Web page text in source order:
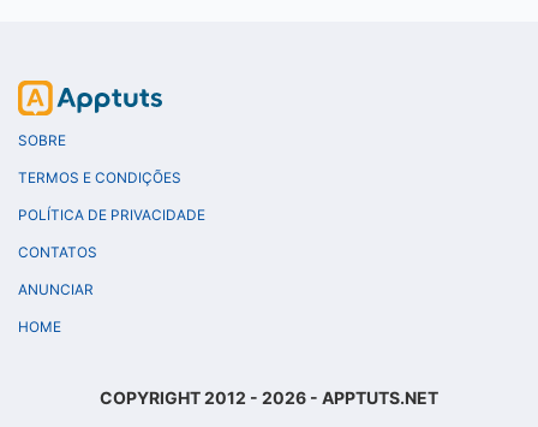
SOBRE
TERMOS E CONDIÇÕES
POLÍTICA DE PRIVACIDADE
CONTATOS
ANUNCIAR
HOME
COPYRIGHT 2012 - 2026 - APPTUTS.NET